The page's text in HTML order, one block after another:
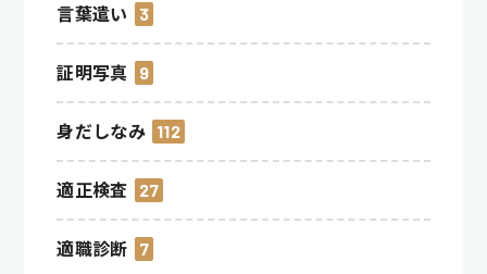
言葉遣い 3
証明写真 9
身だしなみ 112
適正検査 27
適職診断 7